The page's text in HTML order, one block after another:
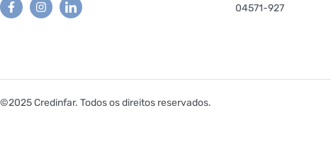
04571-927
©2025 Credinfar. Todos os direitos reservados.